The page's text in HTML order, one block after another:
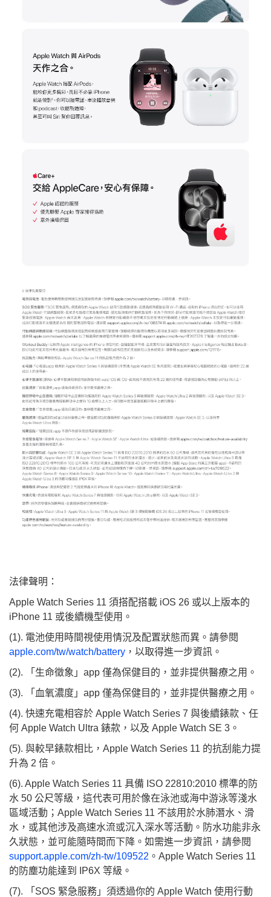
法律聲明：
Apple Watch Series 11 須搭配搭載 iOS 26 或以上版本的
iPhone 11 或後續機型使用。
(1). 電池使用時間視使用情況及配置狀態而異。請參閱
apple.com/tw/watch/battery ，以取得進一步資訊。
(2). 「生命徵象」app 僅為保健目的，並非提供醫療之用。
(3). 「血氧濃度」app 僅為保健目的，並非提供醫療之用。
(4). 快速充電相容於 Apple Watch Series 7 與後續錶款、任
何 Apple Watch Ultra 錶款，以及 Apple Watch SE 3。
(5). 與較早錶款相比，Apple Watch Series 11 的抗刮能力提
升為 2 倍。
(6). Apple Watch Series 11 具備 ISO 22810:2010 標準的防
水 50 公尺等級，這代表可用於像在泳池或海中游泳等淺水
區域活動；Apple Watch Series 11 不該用於水肺潛水、滑
水，或其他涉及高速水流或沉入深水等活動。防水功能非永
久狀態，並可能隨時間而下降。如需進一步資訊，請參閱
support.apple.com/zh-tw/109522 。Apple Watch Series 11
的防塵功能達到 IP6X 等級。
(7). 「SOS 緊急服務」須透過你的 Apple Watch 使用行動